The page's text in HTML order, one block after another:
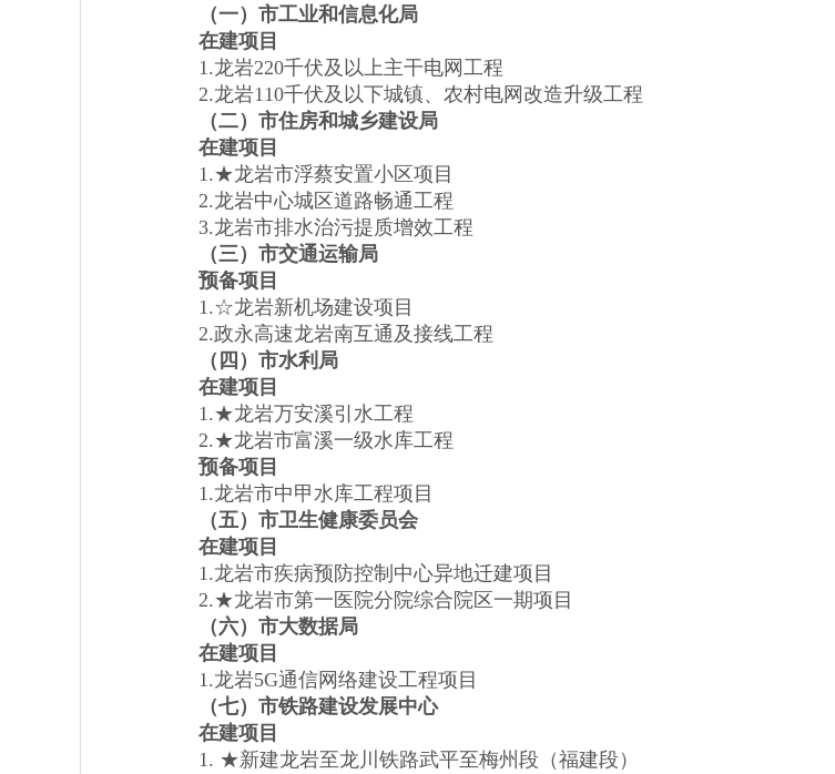
（一）市工业和信息化局
在建项目
1.龙岩220千伏及以上主干电网工程
2.龙岩110千伏及以下城镇、农村电网改造升级工程
（二）市住房和城乡建设局
在建项目
1.★龙岩市浮蔡安置小区项目
2.龙岩中心城区道路畅通工程
3.龙岩市排水治污提质增效工程
（三）市交通运输局
预备项目
1.☆龙岩新机场建设项目
2.政永高速龙岩南互通及接线工程
（ 四 ）市水利局
在建项目
1.★龙岩万安溪引水工程
2.★龙岩市富溪一级水库工程
预备项目
1.龙岩市中甲水库工程项目
（五）市卫生健康委员会
在建项目
1.龙岩市疾病预防控制中心异地迁建项目
2.★龙岩市第一医院分院综合院区一期项目
（六）市大数据局
在建项目
1.龙岩5G通信网络建设工程项目
（七）市铁路建设发展中心
在建项目
1. ★新建龙岩至龙川铁路武平至梅州段（福建段）